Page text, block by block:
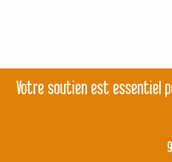
Votre soutien est essentiel